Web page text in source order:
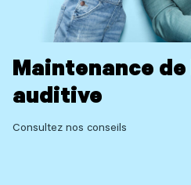
Maintenance
auditive
Consultez nos conseils